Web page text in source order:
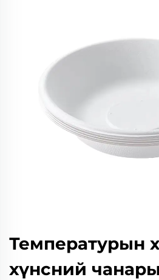
Температурын
хүнсний